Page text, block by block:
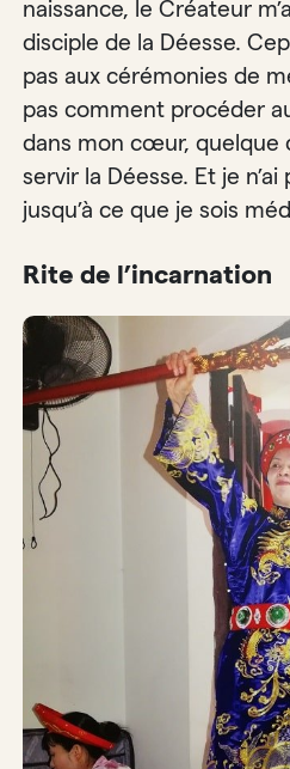
naissance, le Créateur
disciple de la Déesse.
pas aux cérémonies de
pas comment procéder
dans mon cœur, quelque
servir la Déesse. Et je n’ai
jusqu’à ce que je sois
Rite de l’incarnation